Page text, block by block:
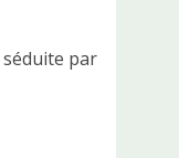
séduite par